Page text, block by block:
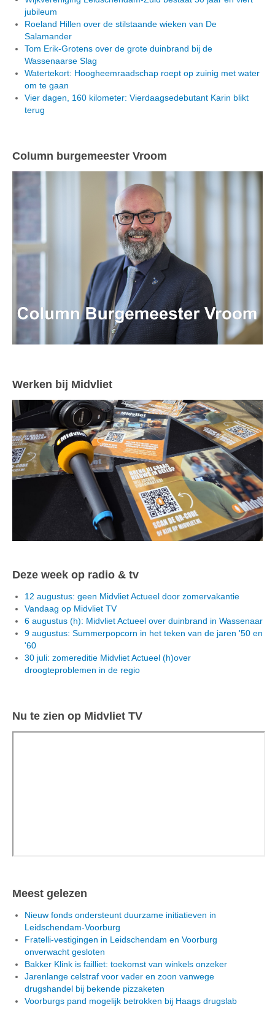
jubileum
Roeland Hillen over de stilstaande wieken van De
Salamander
Tom Erik-Grotens over de grote duinbrand bij de
Wassenaarse Slag
Watertekort: Hoogheemraadschap roept op zuinig met water
om te gaan
Vier dagen, 160 kilometer: Vierdaagsedebutant Karin blikt
terug
Column burgemeester Vroom
Werken bij Midvliet
Deze week op radio & tv
12 augustus: geen Midvliet Actueel door zomervakantie
Vandaag op Midvliet TV
6 augustus (h): Midvliet Actueel over duinbrand in Wassenaar
9 augustus: Summerpopcorn in het teken van de jaren '50 en
'60
30 juli: zomereditie Midvliet Actueel (h)over
droogteproblemen in de regio
Nu te zien op Midvliet TV
Meest gelezen
Nieuw fonds ondersteunt duurzame initiatieven in
Leidschendam-Voorburg
Fratelli-vestigingen in Leidschendam en Voorburg
onverwacht gesloten
Bakker Klink is failliet: toekomst van winkels onzeker
Jarenlange celstraf voor vader en zoon vanwege
drugshandel bij bekende pizzaketen
Voorburgs pand mogelijk betrokken bij Haags drugslab